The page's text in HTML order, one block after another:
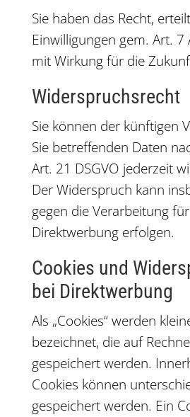
Sie haben das Recht,
Einwilligungen gem. Art. 7
mit Wirkung für die
Widerspruchsrecht
Sie können der künftigen
Sie betreffenden Daten
Art. 21 DSGVO jederzeit
Der Widerspruch kann
gegen die Verarbeitung
Direktwerbung erfolgen.
Cookies und
bei Direktwerbung
Als „Cookies“ werden
bezeichnet, die auf
gespeichert werden.
Cookies können
gespeichert werden. Ein